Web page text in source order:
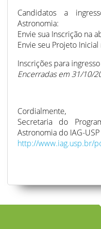
Candidatos a
Astronomia:
Envie sua Inscrição na
Envie seu Projeto Inicial
Inscrições para
Encerradas em 31/10/
Cordialmente,
Secretaria do
Astronomia do IAG-USP
http://www.iag.usp.br/